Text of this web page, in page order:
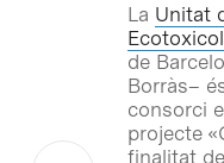
La Unitat
de
Borràs–
consorci
projecte
finalitat